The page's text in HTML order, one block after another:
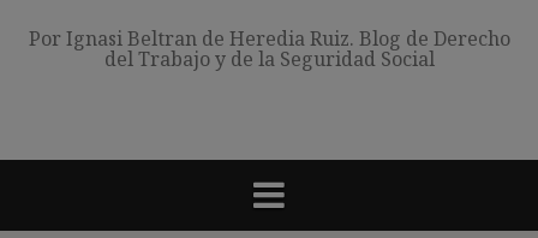
Por Ignasi Beltran de Heredia Ruiz. Blog de Derecho
del Trabajo y de la Seguridad Social